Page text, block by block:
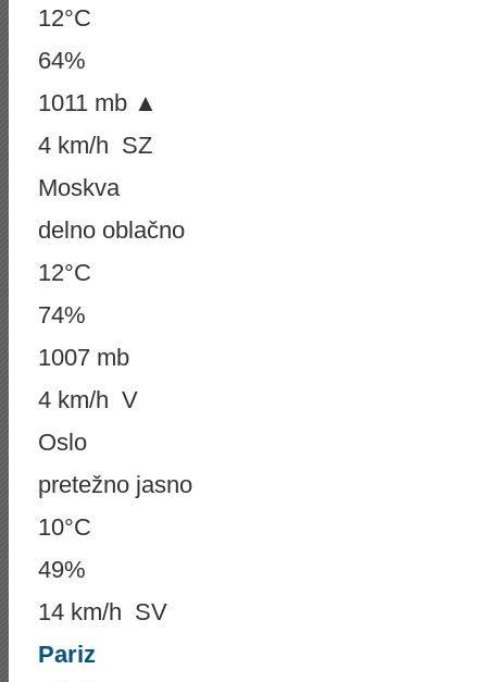
12°C
64%
1011 mb ▲
4 km/h SZ
Moskva
delno oblačno
12°C
74%
1007 mb
4 km/h V
Oslo
pretežno jasno
10°C
49%
14 km/h SV
Pariz